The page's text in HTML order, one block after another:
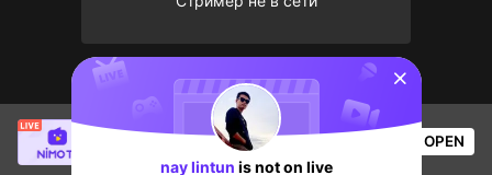
Thầy Giáo Mười is live!
League of Legends
3.8k OPEN
sentinelStart
nay lintun is not on live